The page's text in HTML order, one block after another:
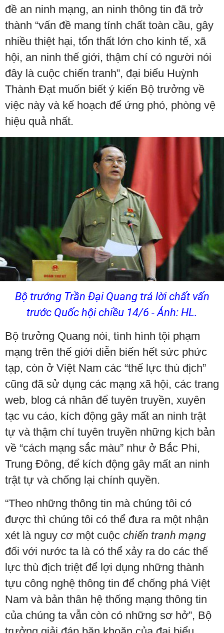
đề an ninh mạng, an ninh thông tin đã trở
thành “vấn đề mang tính chất toàn cầu, gây
nhiều thiệt hại, tổn thất lớn cho kinh tế, xã
hội, an ninh thế giới, thậm chí có người nói
đây là cuộc chiến tranh”, đại biểu Huỳnh
Thành Đạt muốn biết ý kiến Bộ trưởng về
việc này và kế hoạch để ứng phó, phòng vệ
hiệu quả nhất.
Bộ trưởng Trần Đại Quang trả lời chất vấn
trước Quốc hội chiều 14/6 - Ảnh: HL.
Bộ trưởng Quang nói, tình hình tội phạm
mạng trên thế giới diễn biến hết sức phức
tạp, còn ở Việt Nam các “thế lực thù địch”
cũng đã sử dụng các mạng xã hội, các trang
web, blog cá nhân để tuyên truyền, xuyên
tạc vu cáo, kích động gây mất an ninh trật
tự và thậm chí tuyên truyền những kịch bản
về “cách mạng sắc màu” như ở Bắc Phi,
Trung Đông, để kích động gây mất an ninh
trật tự và chống lại chính quyền.
“Theo những thông tin mà chúng tôi có
được thì chúng tôi có thể đưa ra một nhận
xét là nguy cơ một cuộc chiến tranh mạng
đối với nước ta là có thể xảy ra do các thế
lực thù địch triệt để lợi dụng những thành
tựu công nghệ thông tin để chống phá Việt
Nam và bản thân hệ thống mạng thông tin
của chúng ta vẫn còn có những sơ hở”, Bộ